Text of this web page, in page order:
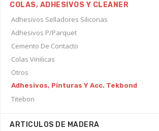
COLAS, ADHESIVOS Y CLEANER
Adhesivos Selladores Siliconas
Adhesivos P/Parquet
Cemento De Contacto
Colas Vinilicas
Otros
Adhesivos, Pinturas Y Acc. Tekbond
Titebon
ARTICULOS DE MADERA